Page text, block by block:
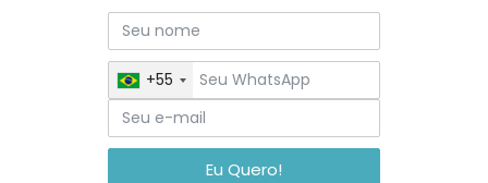
+55
Eu Quero!